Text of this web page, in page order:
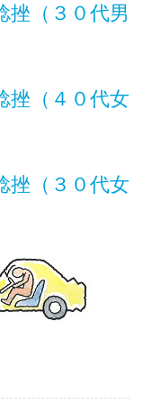
挫（３０代男
挫（４０代女
挫（３０代女